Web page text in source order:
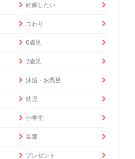
妊娠したい
つわり
0歳児
2歳児
沐浴・お風呂
幼児
小学生
旦那
プレゼント